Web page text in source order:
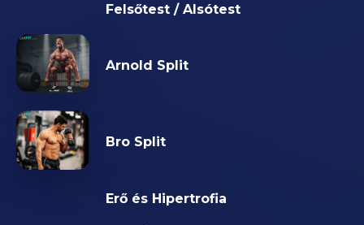
Felsőtest / Alsótest
Arnold Split
Bro Split
Erő és Hipertrofia